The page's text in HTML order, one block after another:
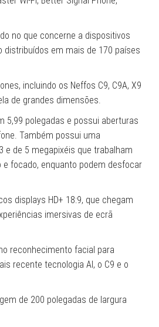
no que concerne a dispositivos
em mais de 170 países
incluindo os Neffos C9, C9A, X9
de grandes dimensões.
5,99 polegadas e possui aberturas
Também possui uma
e de 5 megapixéis que trabalham
focado, enquanto podem desfocar
displays HD+ 18:9, que chegam
imersivas de ecrã
reconhecimento facial para
recente tecnologia AI, o C9 e o
de 200 polegadas de largura